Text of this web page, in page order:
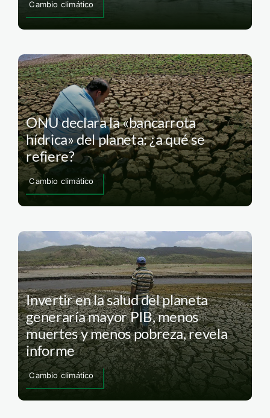
Cambio climático
ONU declara la «bancarrota
hídrica» del planeta: ¿a qué se
refiere?
Cambio climático
Invertir en la salud del planeta
generaría mayor PIB, menos
muertes y menos pobreza, revela
informe
Cambio climático